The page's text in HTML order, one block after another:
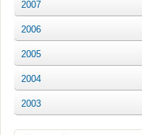
2007
2006
2005
2004
2003